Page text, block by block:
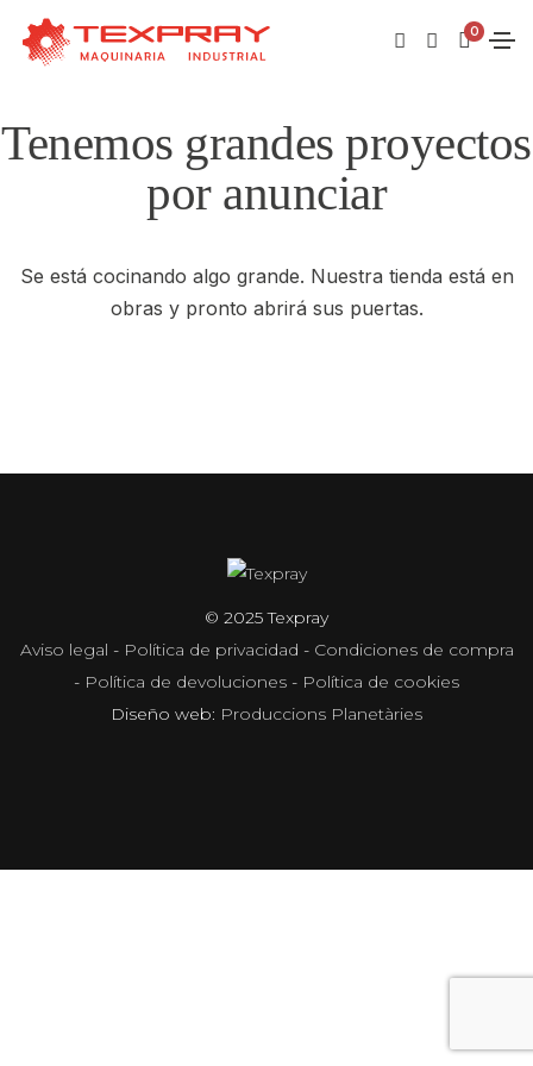
0
Tenemos grandes proyectos
por anunciar
Se está cocinando algo grande. Nuestra tienda está en
obras y pronto abrirá sus puertas.
© 2025 Texpray
Aviso legal - Política de privacidad - Condiciones de compra
- Política de devoluciones - Política de cookies
Diseño web: Produccions Planetàries